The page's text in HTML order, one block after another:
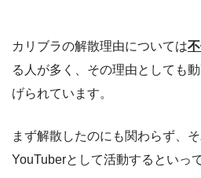
カリブラの解散理由については
る人が多く、その理由としても
げられています。
まず解散したのにも関わらず、
YouTuberとして活動するといっ